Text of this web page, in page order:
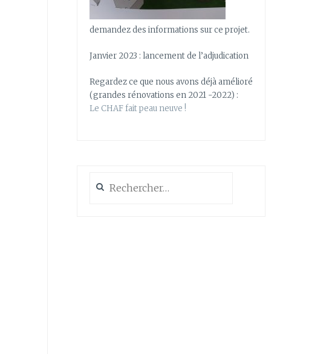
demandez des informations sur ce projet.
Janvier 2023 : lancement de l’adjudication
Regardez ce que nous avons déjà amélioré
(grandes rénovations en 2021 -2022) :
Le CHAF fait peau neuve !